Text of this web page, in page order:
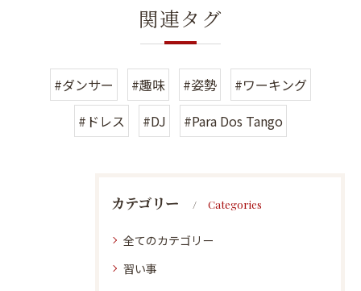
関連タグ
#ダンサー #趣味 #姿勢
#ワーキング
#ドレス
#DJ #Para Dos Tango
カテゴリー Categories
全てのカテゴリー
習い事